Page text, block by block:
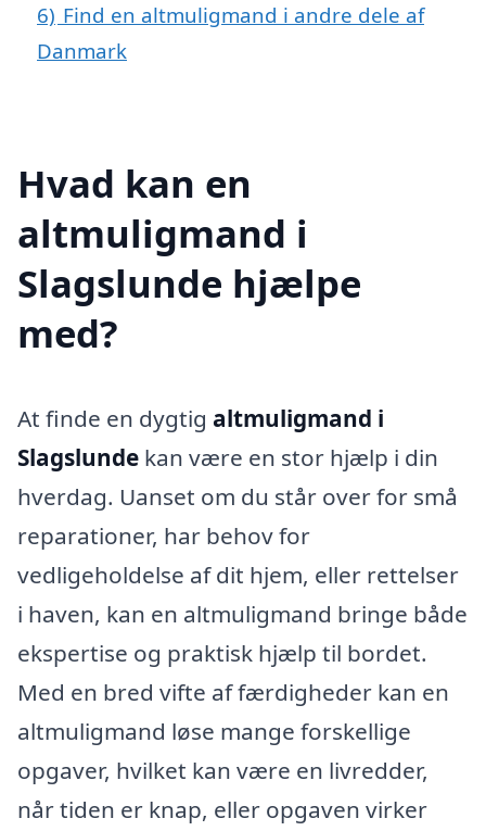
6) Find en altmuligmand i andre dele af
Danmark
Hvad kan en
altmuligmand i
Slagslunde hjælpe
med?
At finde en dygtig altmuligmand i
Slagslunde kan være en stor hjælp i din
hverdag. Uanset om du står over for små
reparationer, har behov for
vedligeholdelse af dit hjem, eller rettelser
i haven, kan en altmuligmand bringe både
ekspertise og praktisk hjælp til bordet.
Med en bred vifte af færdigheder kan en
altmuligmand løse mange forskellige
opgaver, hvilket kan være en livredder,
når tiden er knap, eller opgaven virker